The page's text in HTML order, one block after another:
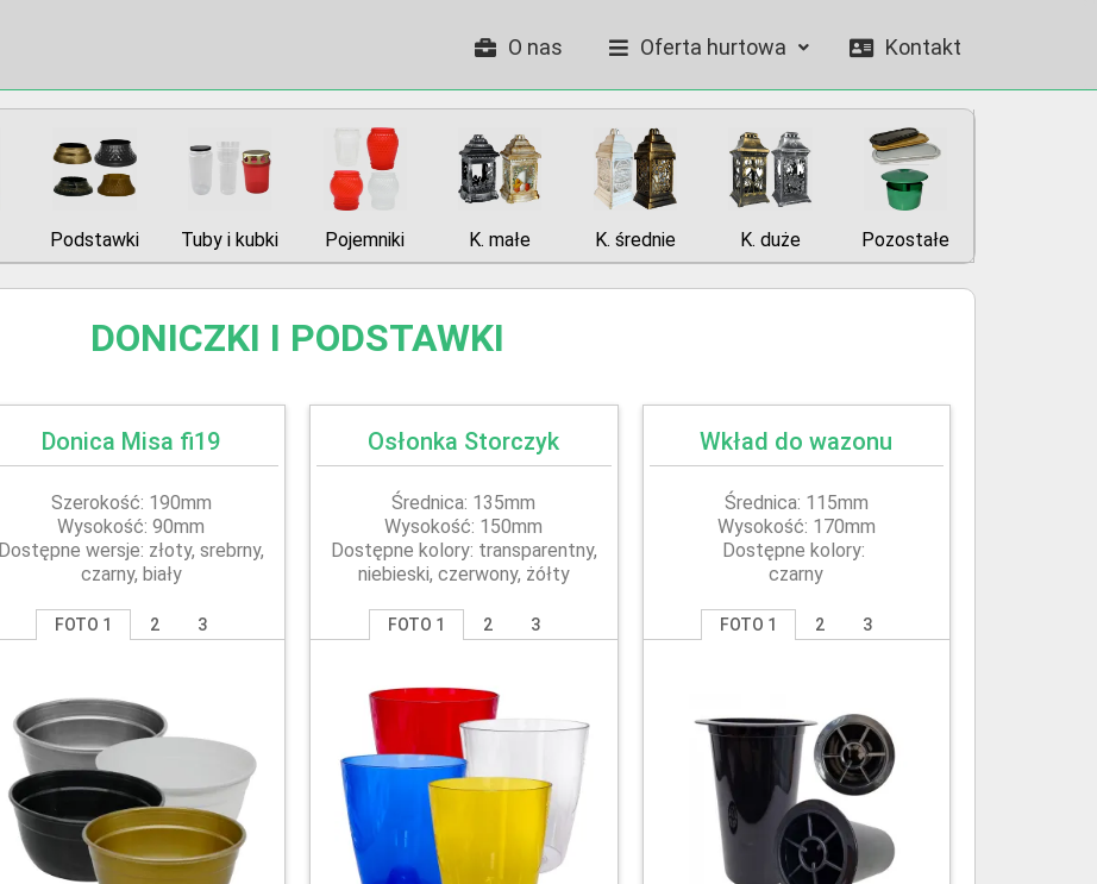
O nas Oferta hurtowa Kontakt
Podstawki Tuby i kubki Pojemniki K. małe K. średnie K. duże Pozostałe
DONICZKI I PODSTAWKI
Donica Misa fi19
Szerokość: 190mm
Wysokość: 90mm
Dostępne wersje: złoty, srebrny,
czarny, biały
FOTO 1 2 3
Osłonka Storczyk
Średnica: 135mm
Wysokość: 150mm
Dostępne kolory: transparentny,
niebieski, czerwony, żółty
FOTO 1 2 3
Wkład do wazonu
Średnica: 115mm
Wysokość: 170mm
Dostępne kolory:
czarny
FOTO 1 2 3